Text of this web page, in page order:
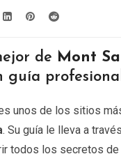
299.00€
809.00€
de Mont
guía
unos de los sitios
. Su guía le lleva a
todos los secretos de